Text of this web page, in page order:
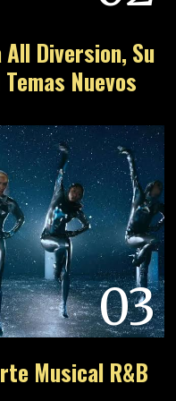
Diversion, Su
Nuevos
03
Musical R&B